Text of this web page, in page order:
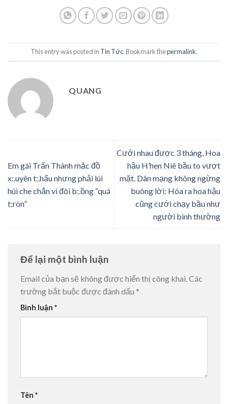
This entry was posted in Tin Tức. Bookmark thepermalink.
QUANG
Em gái Trấn Thành mặc đồ
x:.uyên t:.hấu nhưng phải lúi
húi che chắn vì đôi b:.ồng “quá
t:ròn”
Cưới nhau được 3 tháng, Hoa
hậu H’hen Niê bầu to vượt
mặt. Dân mạng không ngừng
buông lời: Hóa ra hoa hậu
cũng cưới chạy bầu như
người bình thường
Để lại một bình luận
Email của bạn sẽ không được hiển thị công khai.Các
trường bắt buộc được đánh dấu *
Bình luận *
Tên *